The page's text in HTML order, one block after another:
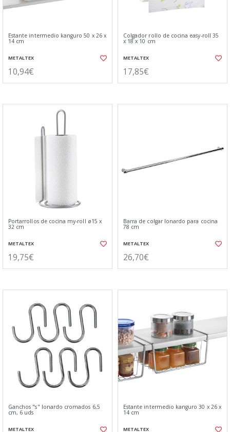
Estante intermedio kanguro 50 x 26 x
14 cm
METALTEX
10,94€
Colgador rollo de cocina easy-roll 35
x 18 x 10 cm
METALTEX
17,85€
Portarrollos de cocina my-roll ø15 x
32 cm
METALTEX
19,75€
Barra de colgar lonardo para cocina
78 cm
METALTEX
26,70€
Ganchos "s" lonardo cromados 6,5
cm, 6 uds
METALTEX
Estante intermedio kanguro 30 x 26 x
14 cm
METALTEX